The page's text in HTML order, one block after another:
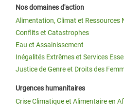
Nos domaines d'action
Alimentation, Climat et Ressources
Conflits et Catastrophes
Eau et Assainissement
Inégalités Extrêmes et Services
Justice de Genre et Droits des
Urgences humanitaires
Crise Climatique et Alimentaire en